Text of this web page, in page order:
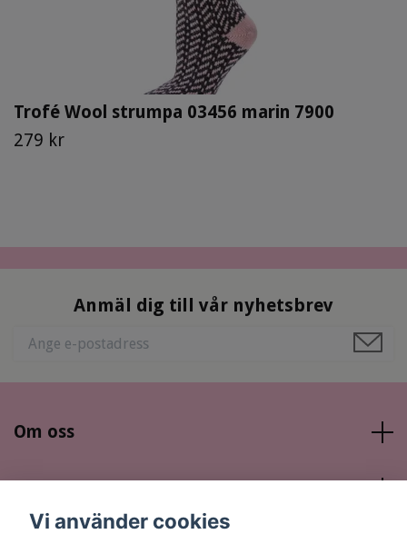
Trofé Wool strumpa 03456 marin 7900
279 kr
Anmäl dig till vår nyhetsbrev
Om oss
Vi använder cookies